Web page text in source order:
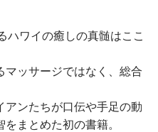
ハワイの癒しの真髄はここ
マッサージではなく、総合
アンたちが口伝や手足の動
まとめた初の書籍。